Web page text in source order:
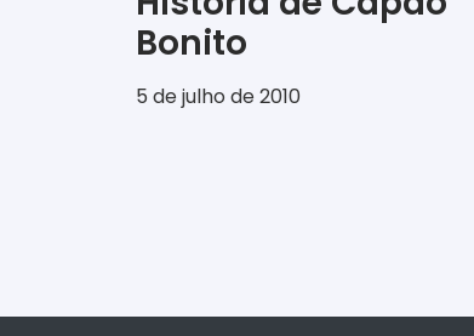
Bonito
5 de julho de 2010